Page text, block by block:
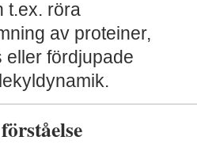
t.ex. röra
av proteiner,
eller fördjupade